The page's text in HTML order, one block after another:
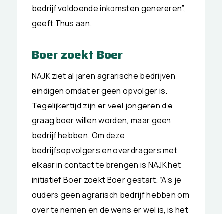
bedrijf voldoende inkomsten genereren”,
geeft Thus aan.
Boer zoekt Boer
NAJK ziet al jaren agrarische bedrijven
eindigen omdat er geen opvolger is.
Tegelijkertijd zijn er veel jongeren die
graag boer willen worden, maar geen
bedrijf hebben. Om deze
bedrijfsopvolgers en overdragers met
elkaar in contact te brengen is NAJK het
initiatief Boer zoekt Boer gestart. “Als je
ouders geen agrarisch bedrijf hebben om
over te nemen en de wens er wel is, is het